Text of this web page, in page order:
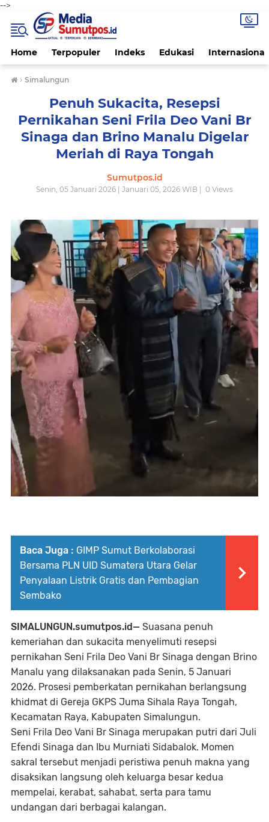
-->
Home Terpopuler Indeks Edukasi Internasional
› Simalungun
Penuh Sukacita, Resepsi
Pernikahan Seni Frila Deo Vani Br
Sinaga dan Brino Manalu Digelar
Meriah di Raya Tongah
Sumutpos.id
Senin, 05 Januari 2026 | Januari 05, 2026 WIB | 0 Views
Baca Juga : GIMP Sumut Berkolaborasi
Bersama PLN UID Sumatera Utara Gelar
Penyalaan Listrik Gratis dan Pembagian
Sembako
SIMALUNGUN.sumutpos.id— Suasana penuh
kemeriahan dan sukacita menyelimuti resepsi
pernikahan Seni Frila Deo Vani Br Sinaga dengan Brino
Manalu yang dilaksanakan pada Senin, 5 Januari
2026. Prosesi pemberkatan pernikahan berlangsung
khidmat di Gereja GKPS Juma Sihala Raya Tongah,
Kecamatan Raya, Kabupaten Simalungun.
Seni Frila Deo Vani Br Sinaga merupakan putri dari Juli
Efendi Sinaga dan Ibu Murniati Sidabalok. Momen
sakral tersebut menjadi peristiwa penuh makna yang
disaksikan langsung oleh keluarga besar kedua
mempelai, kerabat, sahabat, serta para tamu
undangan dari berbagai kalangan.